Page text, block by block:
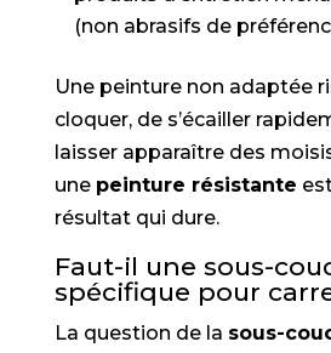
(non abrasifs de
Une peinture non adaptée
cloquer, de s’écailler
laisser apparaître des
une peinture résistante
résultat qui dure.
Faut-il une sous-
spécifique pour
La question de la sous-